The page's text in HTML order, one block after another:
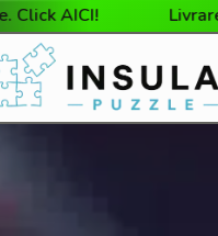
Livrare gratuită la